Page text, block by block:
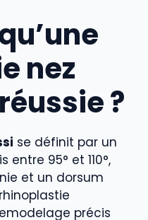
nez
?
se définit par un
95° et 110°,
et un dorsum
précis